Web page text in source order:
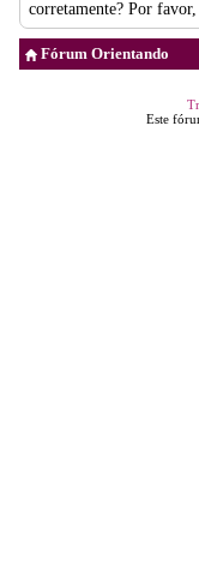
corretamente? Por
Fórum Orientando
Este